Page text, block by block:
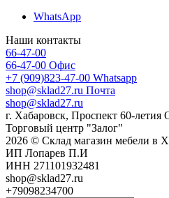
WhatsApp
Наши контакты
66-47-00
66-47-00 Офис
+7 (909)823-47-00 Whatsapp
shop@sklad27.ru Почта
shop@sklad27.ru
г. Хабаровск, Проспект 60-летия
Торговый центр "Залог"
2026 © Склад магазин мебели в
ИП Лопарев П.И
ИНН 271101932481
shop@sklad27.ru
+79098234700